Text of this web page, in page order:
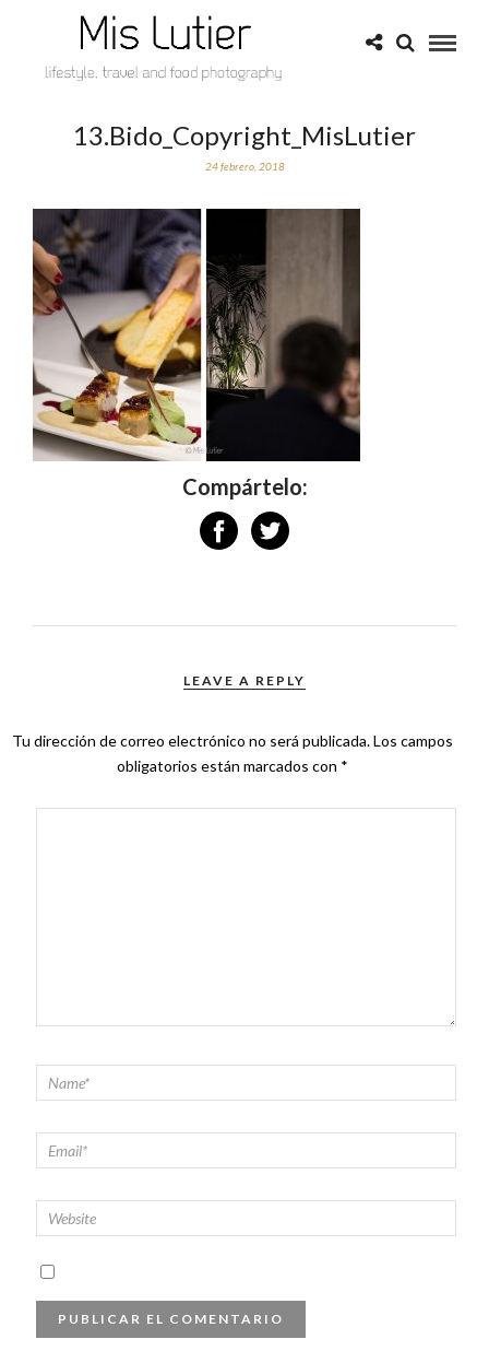
13.Bido_Copyright_MisLutier
24 febrero, 2018
Compártelo:
LEAVE A REPLY
Tu dirección de correo electrónico no será publicada.Los campos
obligatorios están marcados con *